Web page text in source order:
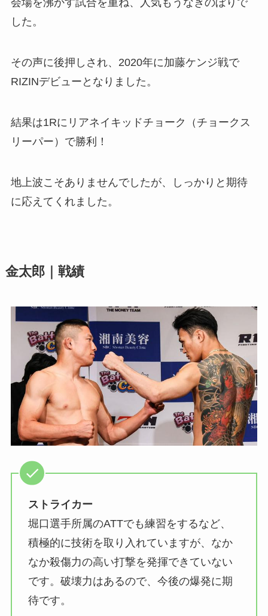
会場を沸かす試合を重ね、人気もうなぎのぼりで
した。
その声に後押しされ、2020年に加藤ケンジ戦で
RIZINデビューとなりました。
結果は1Rにリアネイキッドチョーク（チョークス
リーパー）で勝利！
地上波こそありませんでしたが、しっかりと期待
に応えてくれました。
金太郎｜戦績
ストライカー
堀口選手所属のATTでも練習をするなど、
積極的に技術を取り入れていますが、なか
なか殺傷力の高い打撃を発揮できていない
です。破壊力はあるので、今後の爆発に期
待です。